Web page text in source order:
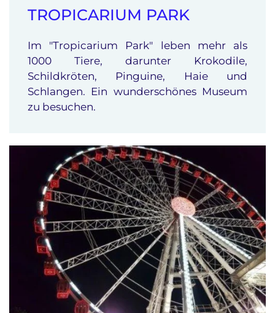
TROPICARIUM PARK
Im "Tropicarium Park" leben mehr als
1000 Tiere, darunter Krokodile,
Schildkröten, Pinguine, Haie und
Schlangen. Ein wunderschönes Museum
zu besuchen.